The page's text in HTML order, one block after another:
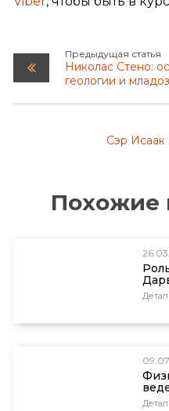
Предыдущая статья
Николас Стено:
геологии и
Сэр Исаак
Похожие